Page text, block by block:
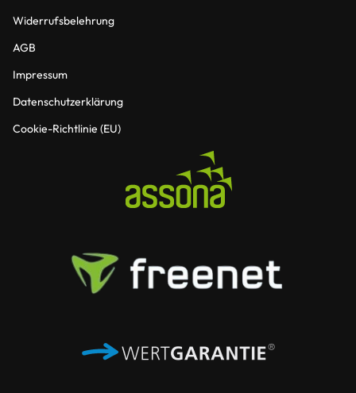
Widerrufsbelehrung
AGB
Impressum
Datenschutzerklärung
Cookie-Richtlinie (EU)